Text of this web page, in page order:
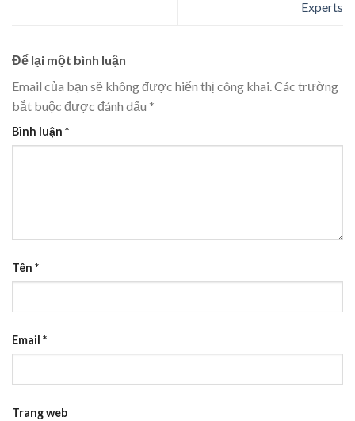
Experts
Để lại một bình luận
Email của bạn sẽ không được hiển thị công khai.Các trường
bắt buộc được đánh dấu *
Bình luận *
Tên *
Email *
Trang web